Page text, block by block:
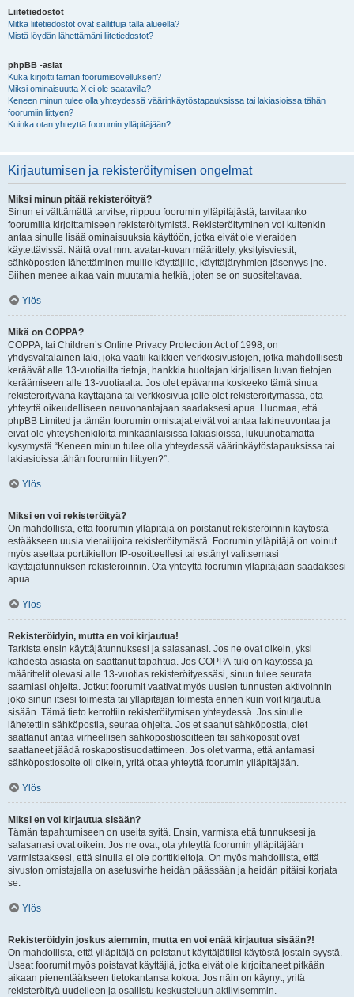
Liitetiedostot
Mitkä liitetiedostot ovat sallittuja tällä alueella?
Mistä löydän lähettämäni liitetiedostot?
phpBB -asiat
Kuka kirjoitti tämän foorumisovelluksen?
Miksi ominaisuutta X ei ole saatavilla?
Keneen minun tulee olla yhteydessä väärinkäytöstapauksissa tai lakiasioissa tähän
foorumiin liittyen?
Kuinka otan yhteyttä foorumin ylläpitäjään?
Kirjautumisen ja rekisteröitymisen ongelmat
Miksi minun pitää rekisteröityä?
Sinun ei välttämättä tarvitse, riippuu foorumin ylläpitäjästä, tarvitaanko
foorumilla kirjoittamiseen rekisteröitymistä. Rekisteröityminen voi kuitenkin
antaa sinulle lisää ominaisuuksia käyttöön, jotka eivät ole vieraiden
käytettävissä. Näitä ovat mm. avatar-kuvan määrittely, yksityisviestit,
sähköpostien lähettäminen muille käyttäjille, käyttäjäryhmien jäsenyys jne.
Siihen menee aikaa vain muutamia hetkiä, joten se on suositeltavaa.
Ylös
Mikä on COPPA?
COPPA, tai Children’s Online Privacy Protection Act of 1998, on
yhdysvaltalainen laki, joka vaatii kaikkien verkkosivustojen, jotka mahdollisesti
keräävät alle 13-vuotiailta tietoja, hankkia huoltajan kirjallisen luvan tietojen
keräämiseen alle 13-vuotiaalta. Jos olet epävarma koskeeko tämä sinua
rekisteröityvänä käyttäjänä tai verkkosivua jolle olet rekisteröitymässä, ota
yhteyttä oikeudelliseen neuvonantajaan saadaksesi apua. Huomaa, että
phpBB Limited ja tämän foorumin omistajat eivät voi antaa lakineuvontaa ja
eivät ole yhteyshenkilöitä minkäänlaisissa lakiasioissa, lukuunottamatta
kysymystä “Keneen minun tulee olla yhteydessä väärinkäytöstapauksissa tai
lakiasioissa tähän foorumiin liittyen?”.
Ylös
Miksi en voi rekisteröityä?
On mahdollista, että foorumin ylläpitäjä on poistanut rekisteröinnin käytöstä
estääkseen uusia vierailijoita rekisteröitymästä. Foorumin ylläpitäjä on voinut
myös asettaa porttikiellon IP-osoitteellesi tai estänyt valitsemasi
käyttäjätunnuksen rekisteröinnin. Ota yhteyttä foorumin ylläpitäjään saadaksesi
apua.
Ylös
Rekisteröidyin, mutta en voi kirjautua!
Tarkista ensin käyttäjätunnuksesi ja salasanasi. Jos ne ovat oikein, yksi
kahdesta asiasta on saattanut tapahtua. Jos COPPA-tuki on käytössä ja
määrittelit olevasi alle 13-vuotias rekisteröityessäsi, sinun tulee seurata
saamiasi ohjeita. Jotkut foorumit vaativat myös uusien tunnusten aktivoinnin
joko sinun itsesi toimesta tai ylläpitäjän toimesta ennen kuin voit kirjautua
sisään. Tämä tieto kerrottiin rekisteröitymisen yhteydessä. Jos sinulle
lähetettiin sähköpostia, seuraa ohjeita. Jos et saanut sähköpostia, olet
saattanut antaa virheellisen sähköpostiosoitteen tai sähköpostit ovat
saattaneet jäädä roskapostisuodattimeen. Jos olet varma, että antamasi
sähköpostiosoite oli oikein, yritä ottaa yhteyttä foorumin ylläpitäjään.
Ylös
Miksi en voi kirjautua sisään?
Tämän tapahtumiseen on useita syitä. Ensin, varmista että tunnuksesi ja
salasanasi ovat oikein. Jos ne ovat, ota yhteyttä foorumin ylläpitäjään
varmistaaksesi, että sinulla ei ole porttikieltoja. On myös mahdollista, että
sivuston omistajalla on asetusvirhe heidän päässään ja heidän pitäisi korjata
se.
Ylös
Rekisteröidyin joskus aiemmin, mutta en voi enää kirjautua sisään?!
On mahdollista, että ylläpitäjä on poistanut käyttäjätilisi käytöstä jostain syystä.
Useat foorumit myös poistavat käyttäjiä, jotka eivät ole kirjoittaneet pitkään
aikaan pienentääkseen tietokantansa kokoa. Jos näin on käynyt, yritä
rekisteröityä uudelleen ja osallistu keskusteluun aktiivisemmin.